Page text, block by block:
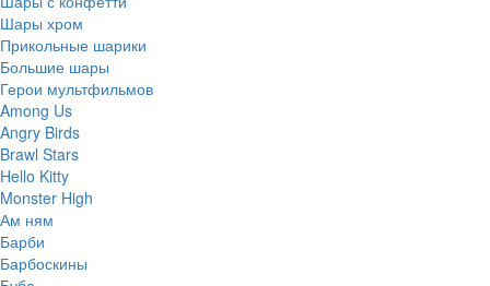
Шары хром
Прикольные шарики
Большие шары
Герои мультфильмов
Among Us
Angry Birds
Brawl Stars
Hello Kitty
Monster High
Ам ням
Барби
Барбоскины